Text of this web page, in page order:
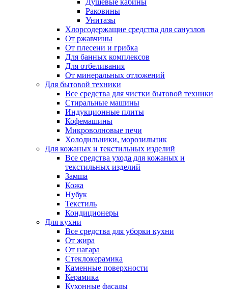
Душевые кабины
Раковины
Унитазы
Хлорсодержащие средства для санузлов
От ржавчины
От плесени и грибка
Для банных комплексов
Для отбеливания
От минеральных отложений
Для бытовой техники
Все средства для чистки бытовой техники
Стиральные машины
Индукционные плиты
Кофемашины
Микроволновые печи
Холодильники, морозильник
Для кожаных и текстильных изделий
Все средства ухода для кожаных и
текстильных изделий
Замша
Кожа
Нубук
Текстиль
Кондиционеры
Для кухни
Все средства для уборки кухни
От жира
От нагара
Стеклокерамика
Каменные поверхности
Керамика
Кухонные фасады